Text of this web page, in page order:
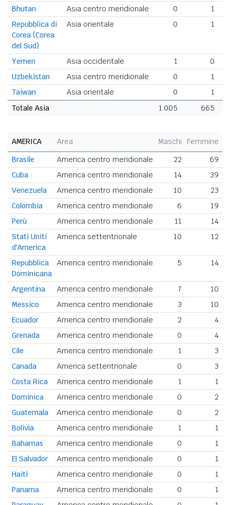
Bhutan
Asia centro meridionale 0
1
Repubblica di
Corea (Corea
del Sud)
Asia orientale 0 1
Yemen Asia occidentale 1
0
Uzbekistan
Asia centro meridionale 0
1
Taiwan
Asia orientale 0
1
Totale Asia
1.005 665
AMERICA Area Maschi Femmine
Brasile
America centro meridionale 22
69
Cuba
America centro meridionale 14
39
Venezuela
America centro meridionale 10
23
Colombia
America centro meridionale 6
19
Perù
America centro meridionale 11
14
Stati Uniti
d'America
America settentrionale 10 12
Repubblica
Dominicana
America centro meridionale 5 14
Argentina America centro meridionale 7
10
Messico
America centro meridionale 3
10
Ecuador
America centro meridionale 2
4
Grenada
America centro meridionale 0
4
Cile
America centro meridionale 1
3
Canada
America settentrionale 0
3
Costa Rica
America centro meridionale 1
1
Dominica
America centro meridionale 0
2
Guatemala
America centro meridionale 0
2
Bolivia
America centro meridionale 1
1
Bahamas
America centro meridionale 0
1
El Salvador
America centro meridionale 0
1
Haiti
America centro meridionale 0
1
Panama
America centro meridionale 0
1